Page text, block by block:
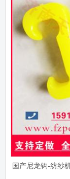
国产尼龙钩-纺纱